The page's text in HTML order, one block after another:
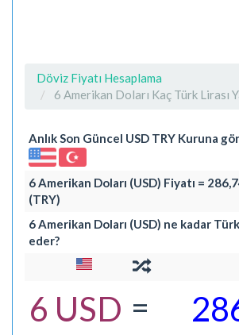
Döviz Fiyatı Hesaplama
6 Amerikan Doları Kaç Türk Lirası
Anlık Son Güncel USD TRY Kuruna
6 Amerikan Doları (USD) Fiyatı =
(TRY)
6 Amerikan Doları (USD) ne kadar
eder?
6 USD =